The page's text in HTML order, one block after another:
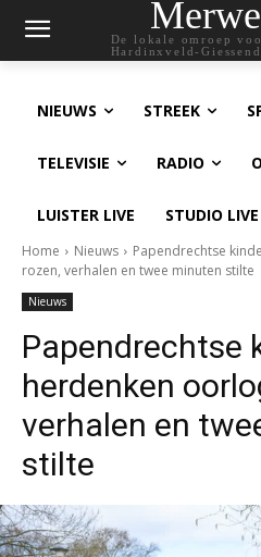
De lokale omroep
Hardinxveld-
NIEUWS STREEK
TELEVISIE RADIO
LUISTER LIVE STUDIO LIVE
Home Nieuws
Papendrechtse
rozen, verhalen en twee minuten stilte
Nieuws
Papendrechtse
herdenken
verhalen en
stilte